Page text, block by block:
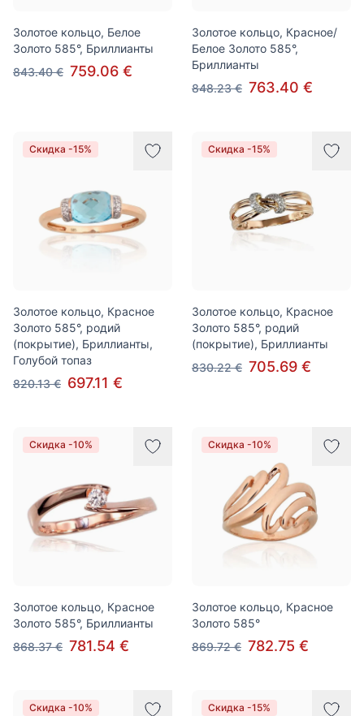
Золотое кольцо, Белое
Золото 585°, Бриллианты
843.40 € 759.06 €
Золотое кольцо, Красное/
Белое Золото 585°,
Бриллианты
848.23 € 763.40 €
Скидка -15%
Золотое кольцо, Красное
Золото 585°, родий
(покрытие), Бриллианты,
Голубой топаз
820.13 € 697.11 €
Скидка -15%
Золотое кольцо, Красное
Золото 585°, родий
(покрытие), Бриллианты
830.22 € 705.69 €
Скидка -10%
Золотое кольцо, Красное
Золото 585°, Бриллианты
868.37 € 781.54 €
Скидка -10%
Золотое кольцо, Красное
Золото 585°
869.72 € 782.75 €
Скидка -10% Скидка -15%